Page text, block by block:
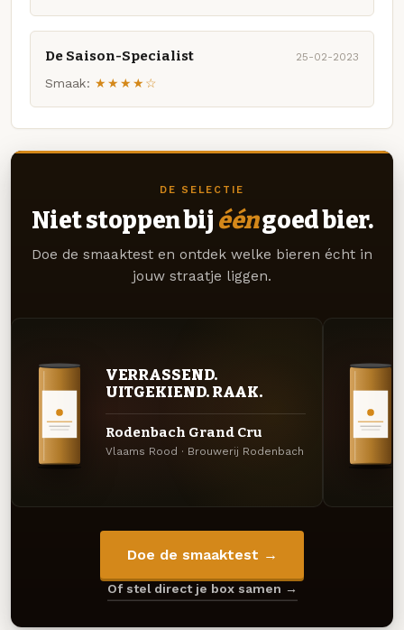
De Saison-Specialist 25-02-2023
Smaak: ★★★★☆
DE SELECTIE
Niet stoppen bij ééngoed bier.
Doe de smaaktest en ontdek welke bieren écht in
jouw straatje liggen.
VERRASSEND.
UITGEKIEND. RAAK.
Rodenbach Grand Cru
Vlaams Rood · Brouwerij Rodenbach
Doe de smaaktest →
Of stel direct je box samen →